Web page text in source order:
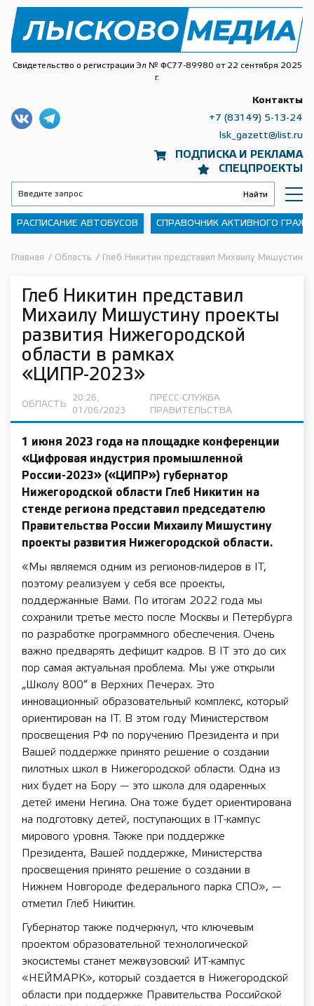
Свидетельство о регистрации Эл № ФС77-89980 от 22 сентября 2025
г.
ПОДПИСКА И РЕКЛАМА
СПЕЦПРОЕКТЫ
Контакты
+7 (83149) 5-13-24
lsk_gazett@list.ru
РАСПИСАНИЕ АВТОБУСОВ СПРАВОЧНИК АКТИВНОГО
Главная / Область / Глеб Никитин представил Михаилу
Глеб Никитин представил
Михаилу Мишустину проекты
развития Нижегородской
области в рамках
«ЦИПР-2023»
ОБЛАСТЬ
20:26,
01/06/2023
ПРЕСС-СЛУЖБА
ПРАВИТЕЛЬСТВА
1 июня 2023 года на площадке конференции
«Цифровая индустрия промышленной
России-2023» («ЦИПР») губернатор
Нижегородской области Глеб Никитин на
стенде региона представил председателю
Правительства России Михаилу Мишустину
проекты развития Нижегородской области.
«Мы являемся одним из регионов-лидеров в IT,
поэтому реализуем у себя все проекты,
поддержанные Вами. По итогам 2022 года мы
сохранили третье место после Москвы и Петербурга
по разработке программного обеспечения. Очень
важно предварять дефицит кадров. В IT это до сих
пор самая актуальная проблема. Мы уже открыли
„Школу 800“ в Верхних Печерах. Это
инновационный образовательный комплекс, который
ориентирован на IT. В этом году Министерством
просвещения РФ по поручению Президента и при
Вашей поддержке принято решение о создании
пилотных школ в Нижегородской области. Одна из
них будет на Бору — это школа для одаренных
детей имени Негина. Она тоже будет ориентирована
на подготовку детей, поступающих в IT-кампус
мирового уровня. Также при поддержке
Президента, Вашей поддержке, Министерства
просвещения принято решение о создании в
Нижнем Новгороде федерального парка СПО», —
отметил Глеб Никитин.
Губернатор также подчеркнул, что ключевым
проектом образовательной технологической
экосистемы станет межвузовский ИТ-кампус
«НЕЙМАРК», который создается в Нижегородской
области при поддержке Правительства Российской